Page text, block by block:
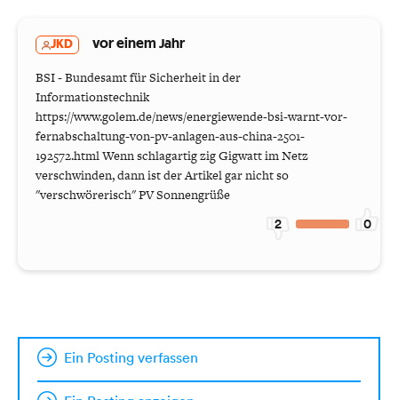
JKD vor einem Jahr
BSI - Bundesamt für Sicherheit in der
Informationstechnik
https://www.golem.de/news/energiewende-bsi-warnt-vor-
fernabschaltung-von-pv-anlagen-aus-china-2501-
192572.html Wenn schlagartig zig Gigwatt im Netz
verschwinden, dann ist der Artikel gar nicht so
"verschwörerisch" PV Sonnengrüße
2 0
Ein Posting verfassen